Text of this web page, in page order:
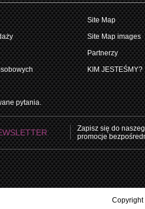
pytania.
Site Map
Site Map images
Partnerzy
KIM JESTEŚMY?
Zapisz się do
promocje
Copyright